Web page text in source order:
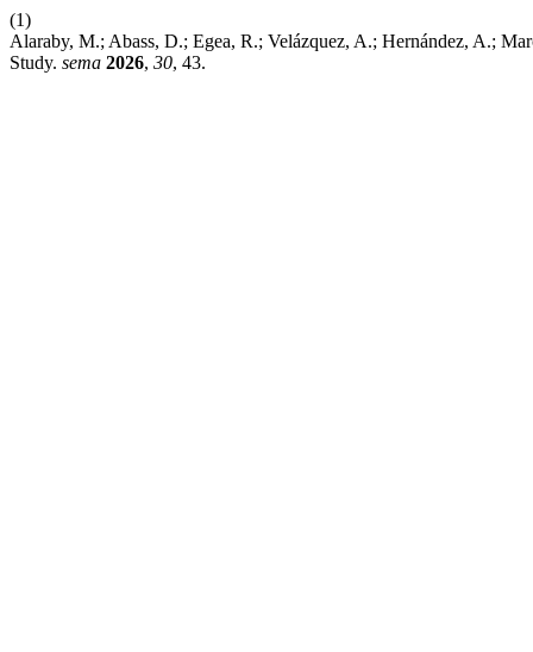
(1)
Alaraby, M.; Abass, D.; Egea, R.; Velázquez, A.; Hernández, A.;
Study. sema 2026, 30, 43.